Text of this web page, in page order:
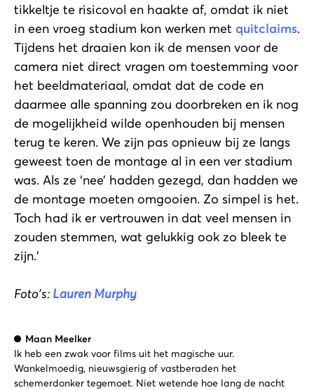
tikkeltje te risicovol en haakte af, omdat ik niet
in een vroeg stadium kon werken met quitclaims.
Tijdens het draaien kon ik de mensen voor de
camera niet direct vragen om toestemming voor
het beeldmateriaal, omdat dat de code en
daarmee alle spanning zou doorbreken en ik nog
de mogelijkheid wilde openhouden bij mensen
terug te keren. We zijn pas opnieuw bij ze langs
geweest toen de montage al in een ver stadium
was. Als ze ‘nee’ hadden gezegd, dan hadden we
de montage moeten omgooien. Zo simpel is het.
Toch had ik er vertrouwen in dat veel mensen in
zouden stemmen, wat gelukkig ook zo bleek te
zijn.’
Foto's: Lauren Murphy
Maan Meelker
Ik heb een zwak voor films uit het magische uur.
Wankelmoedig, nieuwsgierig of vastberaden het
schemerdonker tegemoet. Niet wetende hoe lang de nacht